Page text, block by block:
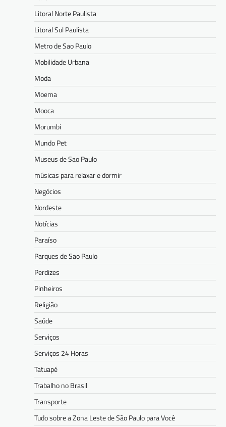
Litoral Norte Paulista
Litoral Sul Paulista
Metro de Sao Paulo
Mobilidade Urbana
Moda
Moema
Mooca
Morumbi
Mundo Pet
Museus de Sao Paulo
músicas para relaxar e dormir
Negócios
Nordeste
Notícias
Paraíso
Parques de Sao Paulo
Perdizes
Pinheiros
Religião
Saúde
Serviços
Serviços 24 Horas
Tatuapé
Trabalho no Brasil
Transporte
Tudo sobre a Zona Leste de São Paulo para Você